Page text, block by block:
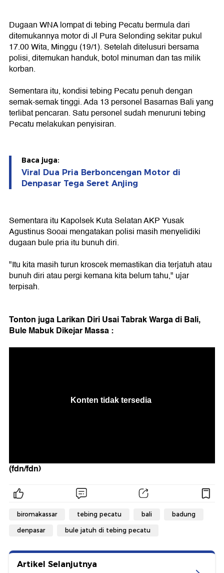
Dugaan WNA lompat di tebing Pecatu bermula dari
ditemukannya motor di Jl Pura Selonding sekitar pukul
17.00 Wita, Minggu (19/1). Setelah ditelusuri bersama
polisi, ditemukan handuk, botol minuman dan tas milik
korban.
Sementara itu, kondisi tebing Pecatu penuh dengan
semak-semak tinggi. Ada 13 personel Basarnas Bali yang
terlibat pencaran. Satu personel sudah menuruni tebing
Pecatu melakukan penyisiran.
Baca juga:
Viral Dua Pria Berboncengan Motor di
Denpasar Tega Seret Anjing
Sementara itu Kapolsek Kuta Selatan AKP Yusak
Agustinus Sooai mengatakan polisi masih menyelidiki
dugaan bule pria itu bunuh diri.
"Itu kita masih turun kroscek memastikan dia terjatuh atau
bunuh diri atau pergi kemana kita belum tahu," ujar
terpisah.
Tonton juga Larikan Diri Usai Tabrak Warga di Bali,
Bule Mabuk Dikejar Massa :
(fdn/fdn)
biromakassar tebing pecatu bali badung
denpasar bule jatuh di tebing pecatu
Artikel Selanjutnya